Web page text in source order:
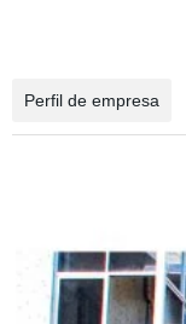
Perfil de empresa